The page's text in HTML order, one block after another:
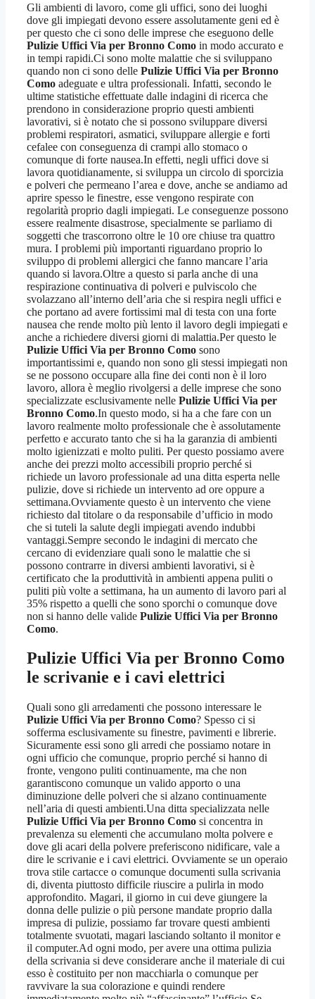
Gli ambienti di lavoro, come gli uffici, sono dei luoghi
dove gli impiegati devono essere assolutamente geni ed è
per questo che ci sono delle imprese che eseguono delle
Pulizie Uffici Via per Bronno Como in modo accurato e
in tempi rapidi.Ci sono molte malattie che si sviluppano
quando non ci sono delle Pulizie Uffici Via per Bronno
Como adeguate e ultra professionali. Infatti, secondo le
ultime statistiche effettuate dalle indagini di ricerca che
prendono in considerazione proprio questi ambienti
lavorativi, si è notato che si possono sviluppare diversi
problemi respiratori, asmatici, sviluppare allergie e forti
cefalee con conseguenza di crampi allo stomaco o
comunque di forte nausea.In effetti, negli uffici dove si
lavora quotidianamente, si sviluppa un circolo di sporcizia
e polveri che permeano l’area e dove, anche se andiamo ad
aprire spesso le finestre, esse vengono respirate con
regolarità proprio dagli impiegati. Le conseguenze possono
essere realmente disastrose, specialmente se parliamo di
soggetti che trascorrono oltre le 10 ore chiuse tra quattro
mura. I problemi più importanti riguardano proprio lo
sviluppo di problemi allergici che fanno mancare l’aria
quando si lavora.Oltre a questo si parla anche di una
respirazione continuativa di polveri e pulviscolo che
svolazzano all’interno dell’aria che si respira negli uffici e
che portano ad avere fortissimi mal di testa con una forte
nausea che rende molto più lento il lavoro degli impiegati e
anche a richiedere diversi giorni di malattia.Per questo le
Pulizie Uffici Via per Bronno Como sono
importantissimi e, quando non sono gli stessi impiegati non
se ne possono occupare alla fine dei conti non è il loro
lavoro, allora è meglio rivolgersi a delle imprese che sono
specializzate esclusivamente nelle Pulizie Uffici Via per
Bronno Como.In questo modo, si ha a che fare con un
lavoro realmente molto professionale che è assolutamente
perfetto e accurato tanto che si ha la garanzia di ambienti
molto igienizzati e molto puliti. Per questo possiamo avere
anche dei prezzi molto accessibili proprio perché si
richiede un lavoro professionale ad una ditta esperta nelle
pulizie, dove si richiede un intervento ad ore oppure a
settimana.Ovviamente questo è un intervento che viene
richiesto dal titolare o da responsabile d’ufficio in modo
che si tuteli la salute degli impiegati avendo indubbi
vantaggi.Sempre secondo le indagini di mercato che
cercano di evidenziare quali sono le malattie che si
possono contrarre in diversi ambienti lavorativi, si è
certificato che la produttività in ambienti appena puliti o
puliti più volte a settimana, ha un aumento di lavoro pari al
35% rispetto a quelli che sono sporchi o comunque dove
non si hanno delle valide Pulizie Uffici Via per Bronno
Como.
Pulizie Uffici Via per Bronno Como
le scrivanie e i cavi elettrici
Quali sono gli arredamenti che possono interessare le
Pulizie Uffici Via per Bronno Como? Spesso ci si
sofferma esclusivamente su finestre, pavimenti e librerie.
Sicuramente essi sono gli arredi che possiamo notare in
ogni ufficio che comunque, proprio perché si hanno di
fronte, vengono puliti continuamente, ma che non
garantiscono comunque un valido apporto o una
diminuzione delle polveri che si alzano continuamente
nell’aria di questi ambienti.Una ditta specializzata nelle
Pulizie Uffici Via per Bronno Como si concentra in
prevalenza su elementi che accumulano molta polvere e
dove gli acari della polvere preferiscono nidificare, vale a
dire le scrivanie e i cavi elettrici. Ovviamente se un operaio
trova stile cartacce o comunque documenti sulla scrivania
di, diventa piuttosto difficile riuscire a pulirla in modo
approfondito. Magari, il giorno in cui deve giungere la
donna delle pulizie o più persone mandate proprio dalla
impresa di pulizie, possiamo far trovare questi ambienti
totalmente svuotati, magari lasciando soltanto il monitor e
il computer.Ad ogni modo, per avere una ottima pulizia
della scrivania si deve considerare anche il materiale di cui
esso è costituito per non macchiarla o comunque per
ravvivare la sua colorazione e quindi rendere